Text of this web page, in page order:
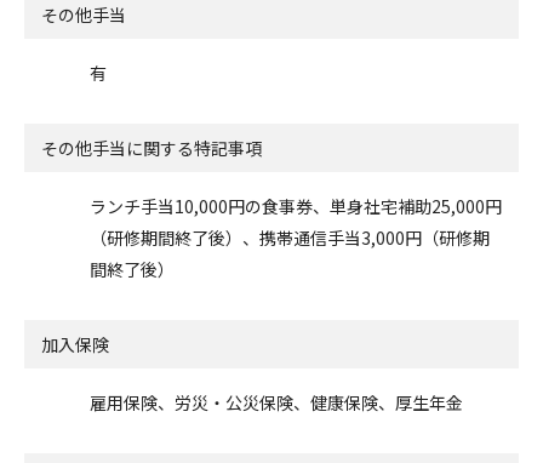
その他手当
有
その他手当に関する特記事項
ランチ手当10,000円の食事券、単身社宅補助25,000円
（研修期間終了後）、携帯通信手当3,000円（研修期
間終了後）
加入保険
雇用保険、労災・公災保険、健康保険、厚生年金